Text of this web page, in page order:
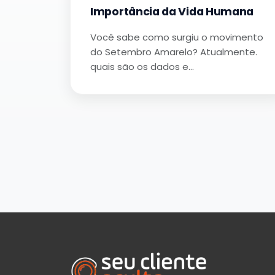
Importância da Vida Humana
Você sabe como surgiu o movimento
do Setembro Amarelo? Atualmente.
quais são os dados e…